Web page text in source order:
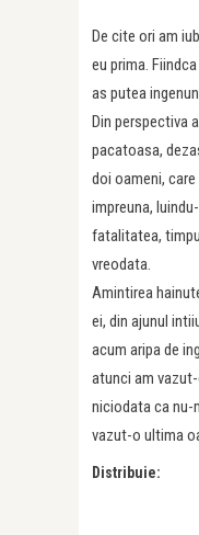
De cite ori am
eu prima.
as putea
Din perspectiva
pacatoasa,
doi oameni,
impreuna,
fatalitatea,
vreodata.
Amintirea
ei, din ajunul
acum aripa de
atunci am
niciodata ca nu-
vazut-o ultima
Distribuie: